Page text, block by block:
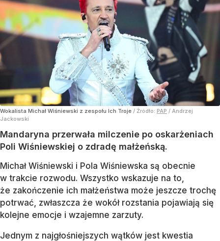
Wokalista Michał Wiśniewski z zespołu Ich Troje / Źródło: PAP / Andrzej
Jackowski
Mandaryna przerwała milczenie po oskarżeniach
Poli Wiśniewskiej o zdradę małżeńską.
Michał Wiśniewski i Pola Wiśniewska są obecnie
w trakcie rozwodu. Wszystko wskazuje na to,
że zakończenie ich małżeństwa może jeszcze trochę
potrwać, zwłaszcza że wokół rozstania pojawiają się
kolejne emocje i wzajemne zarzuty.
Jednym z najgłośniejszych wątków jest kwestia